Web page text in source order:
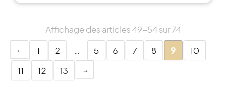
Affichage des articles 49-54 sur 74
1
2 … 5 6 7 8 9
10
11
12 13